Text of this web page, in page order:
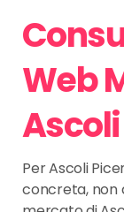
Web
Per Ascoli
concreta, non